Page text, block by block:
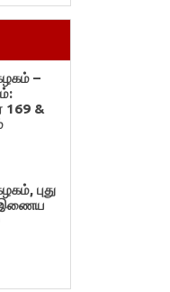
–
169 &
புது
இணைய